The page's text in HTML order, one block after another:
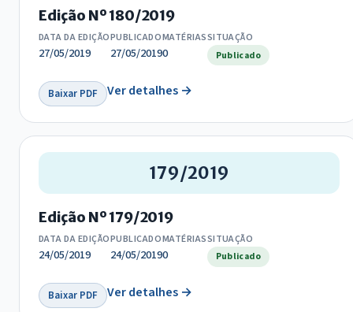
Edição Nº 180/2019
DATA DA EDIÇÃO
27/05/2019
PUBLICADO
27/05/2019
MATÉRIAS
0
SITUAÇÃO
Publicado
Baixar PDF Ver detalhes →
179/2019
Edição Nº 179/2019
DATA DA EDIÇÃO
24/05/2019
PUBLICADO
24/05/2019
MATÉRIAS
0
SITUAÇÃO
Publicado
Baixar PDF Ver detalhes →